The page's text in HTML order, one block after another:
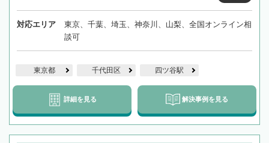
対応エリア
東京、千葉、埼玉、神奈川、山梨、全国オンライン相
談可
東京都 千代田区 四ツ谷駅
詳細を見る 解決事例を見る